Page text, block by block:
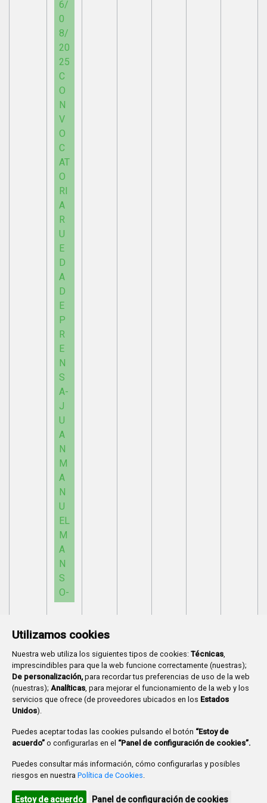
Utilizamos cookies
Nuestra web utiliza los siguientes tipos de cookies: Técnicas,
imprescindibles para que la web funcione correctamente (nuestras);
De personalización, para recordar tus preferencias de uso de la web
(nuestras); Analíticas, para mejorar el funcionamiento de la web y los
servicios que ofrece (de proveedores ubicados en los Estados
Unidos).
Puedes aceptar todas las cookies pulsando el botón “Estoy de
acuerdo” o configurarlas en el “Panel de configuración de cookies”.
Puedes consultar más información, cómo configurarlas y posibles
riesgos en nuestra Política de Cookies.
Estoy de acuerdo Panel de configuración de cookies
6/
0
8/
20
25
C
O
N
V
O
C
AT
O
RI
A
R
U
E
D
A
D
E
P
R
E
N
S
A-
J
U
A
N
M
A
N
U
EL
M
A
N
S
O-
Plaza Mayor 1- 09071BURGOS
947 288 800 CIF:P-0906100-C
CONTACTO | AVISOS, QUEJAS Y SUGERENCIAS
CANAL DE DENUNCIAS
MAPA WEB
AVISO LEGAL
PROMUEVE BURGOS